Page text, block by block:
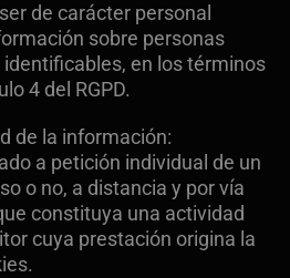
de carácter personal
sobre personas
en los términos
4 del RGPD.
de la información:
a petición individual de un
o no, a distancia y por vía
constituya una actividad
cuya prestación origina la